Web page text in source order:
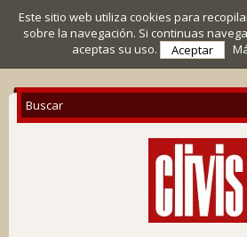
Este sitio web utiliza cookies para
sobre la navegación. Si continuas
aceptas su uso.
Aceptar